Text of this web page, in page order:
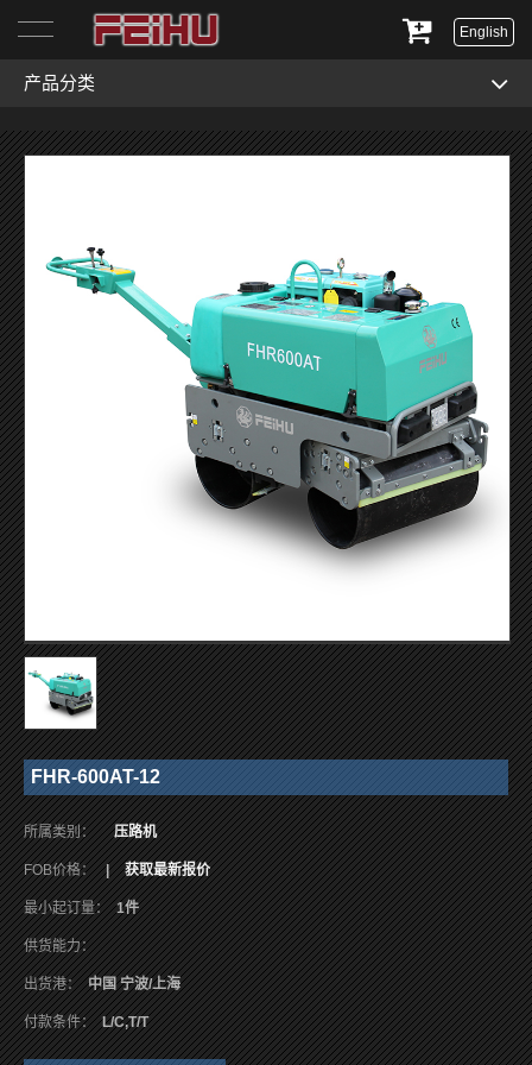
English
产品分类
FHR-600AT-12
所属类别： 压路机
FOB价格： | 获取最新报价
最小起订量： 1件
供货能力：
出货港： 中国 宁波/上海
付款条件： L/C,T/T
首页
关于我们
服务与支持